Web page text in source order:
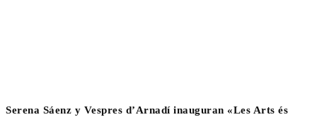
Serena Sáenz y Vespres d’Arnadí inauguran «Les Arts és